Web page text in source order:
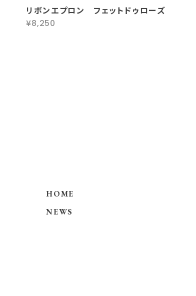
リボンエプロン フェットドゥローズ
¥8,250
HOME
NEWS